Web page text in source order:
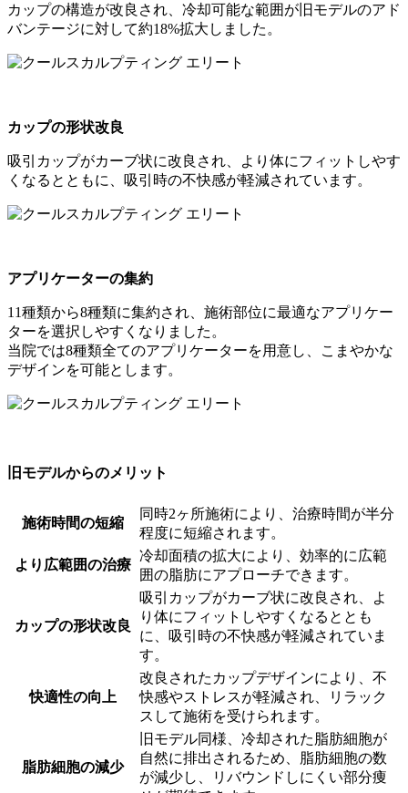
カップの構造が改良され、冷却可能な範囲が旧モデルのアド
バンテージに対して約18%拡大しました。
カップの形状改良
吸引カップがカーブ状に改良され、より体にフィットしやす
くなるとともに、吸引時の不快感が軽減されています。
アプリケーターの集約
11種類から8種類に集約され、施術部位に最適なアプリケー
ターを選択しやすくなりました。
当院では8種類全てのアプリケーターを用意し、こまやかな
デザインを可能とします。
旧モデルからのメリット
施術時間の短縮
同時2ヶ所施術により、治療時間が半分
程度に短縮されます。
より広範囲の治療
冷却面積の拡大により、効率的に広範
囲の脂肪にアプローチできます。
カップの形状改良
吸引カップがカーブ状に改良され、よ
り体にフィットしやすくなるととも
に、吸引時の不快感が軽減されていま
す。
快適性の向上
改良されたカップデザインにより、不
快感やストレスが軽減され、リラック
スして施術を受けられます。
脂肪細胞の減少
旧モデル同様、冷却された脂肪細胞が
自然に排出されるため、脂肪細胞の数
が減少し、リバウンドしにくい部分痩